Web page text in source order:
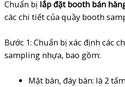
Chuẩn bị lắp đặt booth bán
các chi tiết của quầy booth
Bước 1: Chuẩn bị xác định các
sampling nhựa, bao gồm:
Mặt bàn, đáy bàn: là 2